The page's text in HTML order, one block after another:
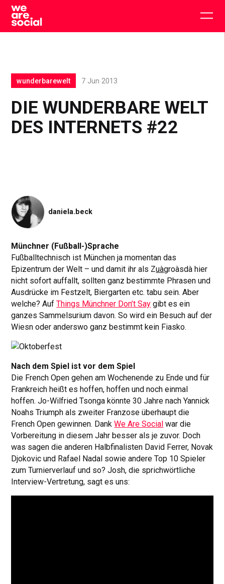
Skip
content
DIE WUNDERBARE WELT
DES INTERNETS #22
wunderbarewelt 7 Jun 2013
daniela.beck
Münchner (Fußball-)Sprache
Fußballtechnisch ist München ja momentan das
Epizentrum der Welt – und damit ihr als Zuàgroàsdà hier
nicht sofort auffallt, sollten ganz bestimmte Phrasen und
Ausdrücke im Festzelt, Biergarten etc. tabu sein. Aber
welche? AufThings Münchner Don’t Say gibt es ein
ganzes Sammelsurium davon. So wird ein Besuch auf der
Wiesn oder anderswo ganz bestimmt kein Fiasko.
Nach dem Spiel ist vor dem Spiel
Die French Open gehen am Wochenende zu Ende und für
Frankreich heißt es hoffen, hoffen und noch einmal
hoffen. Jo-Wilfried Tsonga könnte 30 Jahre nach Yannick
Noahs Triumph als zweiter Franzose überhaupt die
French Open gewinnen. DankWe Are Social war die
Vorbereitung in diesem Jahr besser als je zuvor. Doch
was sagen die anderen Halbfinalisten David Ferrer, Novak
Djokovic und Rafael Nadal sowie andere Top 10 Spieler
zum Turnierverlauf und so? Josh, die sprichwörtliche
Interview-Vertretung, sagt es uns: